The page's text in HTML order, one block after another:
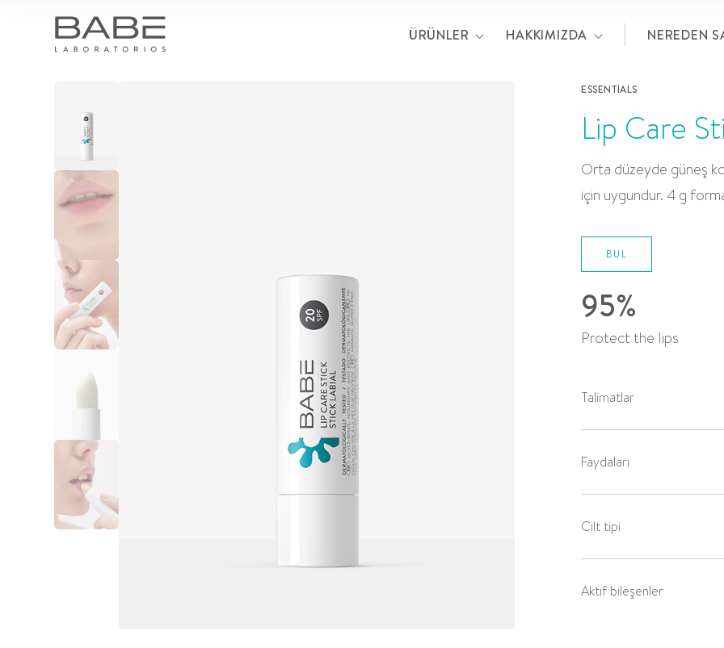
ÜRÜNLER HAKKIMIZDA NEREDEN
ESSENTIALS
Lip Care
Orta düzeyde güneş
için uygundur. 4 g
BUL
95%
Protect the lips
Talimatlar
Faydaları
Cilt tipi
Aktif bileşenler